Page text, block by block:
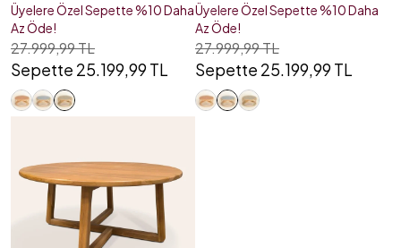
Üyelere Özel Sepette %10 Daha
Az Öde!
27.999,99 TL
Sepette 25.199,99 TL
Üyelere Özel Sepette %10 Daha
Az Öde!
27.999,99 TL
Sepette 25.199,99 TL